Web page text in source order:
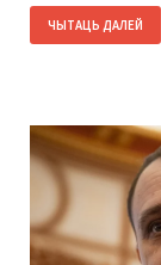
ЧЫТАЦЬ ДАЛЕЙ